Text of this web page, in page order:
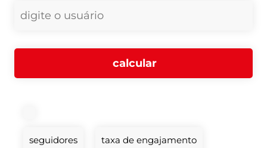
seguidores taxa de engajamento